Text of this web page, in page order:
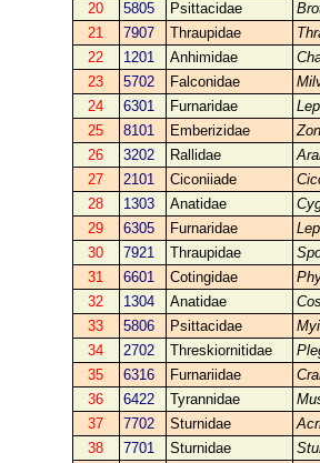
20
5805 Psittacidae
21
7907 Thraupidae
22
1201 Anhimidae
23
5702 Falconidae
24
6301 Furnaridae
25
8101 Emberizidae
26
3202 Rallidae
27
2101 Ciconiiade
28
1303 Anatidae
29
6305 Furnaridae
30
7921 Thraupidae
31
6601 Cotingidae
32
1304 Anatidae
33
5806 Psittacidae
34
2702 Threskiornitidae
35
6316 Furnariidae
36
6422 Tyrannidae
37
7702 Sturnidae
38
7701 Sturnidae